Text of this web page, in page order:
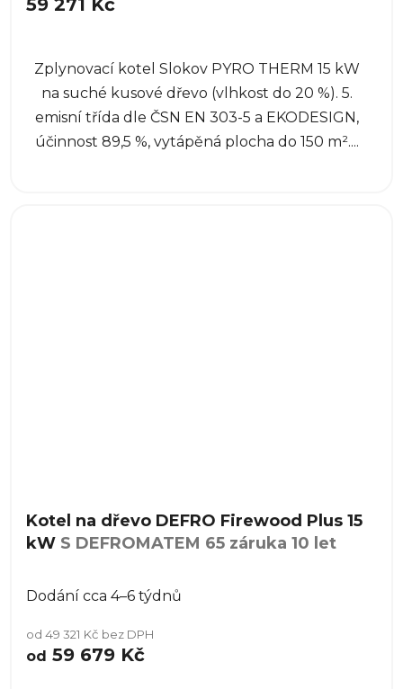
59 271 Kč
Zplynovací kotel Slokov PYRO THERM 15 kW
na suché kusové dřevo (vlhkost do 20 %). 5.
emisní třída dle ČSN EN 303-5 a EKODESIGN,
účinnost 89,5 %, vytápěná plocha do 150 m²....
Kotel na dřevo DEFRO Firewood Plus 15
kW S DEFROMATEM 65 záruka 10 let
Dodání cca 4–6 týdnů
od 49 321 Kč bez DPH
od 59 679 Kč